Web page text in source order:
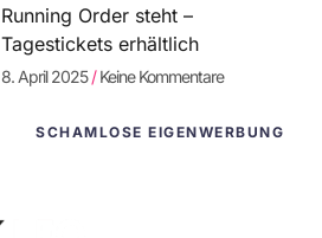
Running Order steht –
Tagestickets erhältlich
8. April 2025 Keine Kommentare
SCHAMLOSE EIGENWERBUNG